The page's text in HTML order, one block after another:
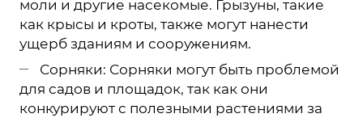
моли и другие насекомые. Грызуны, такие
как крысы и кроты, также могут нанести
ущерб зданиям и сооружениям.
Сорняки: Сорняки могут быть проблемой
для садов и площадок, так как они
конкурируют с полезными растениями за